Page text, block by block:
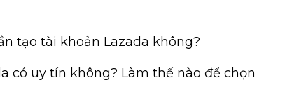
tạo tài khoản Lazada không?
có uy tín không? Làm thế nào để chọn